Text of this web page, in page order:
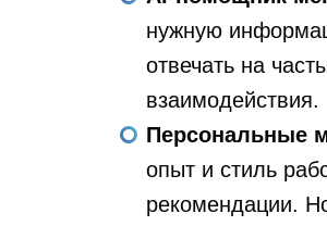
нужную
отвечать на
взаимодействия.
Персональные
опыт и стиль
рекомендации.